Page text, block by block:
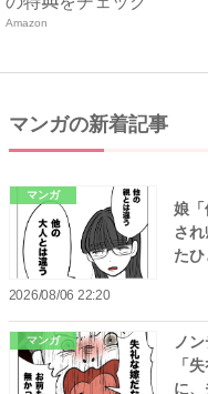
Amazon
マンガの新着記事
マンガ
娘「
さ
た
2026/08/06 22:20
マンガ
ノ
「
に